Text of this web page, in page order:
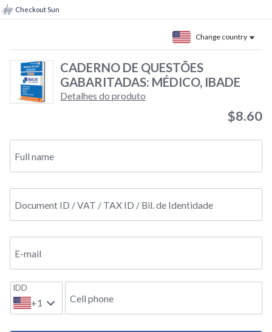
Checkout Sun
Change country
CADERNO DE QUESTÕES
GABARITADAS: MÉDICO, IBADE
Detalhes do produto
$8.60
Full name
Document ID / VAT / TAX ID / Bil. de Identidade
E-mail
IDD
+1 Cell phone